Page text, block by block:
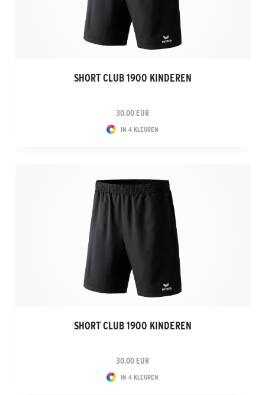
SHORT CLUB 1900 KINDEREN
30.00 EUR
IN 4 KLEUREN
SHORT CLUB 1900 KINDEREN
30.00 EUR
IN 4 KLEUREN